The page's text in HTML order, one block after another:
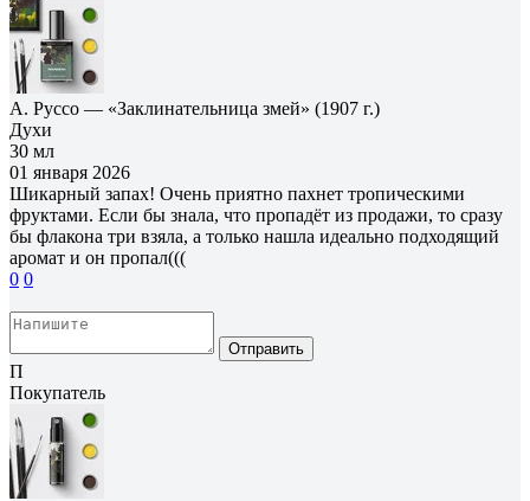
А. Руссо — «Заклинательница змей» (1907 г.)
Духи
30 мл
01 января 2026
Шикарный запах! Очень приятно пахнет тропическими
фруктами. Если бы знала, что пропадёт из продажи, то сразу
бы флакона три взяла, а только нашла идеально подходящий
аромат и он пропал(((
0 0
Отправить
П
Покупатель